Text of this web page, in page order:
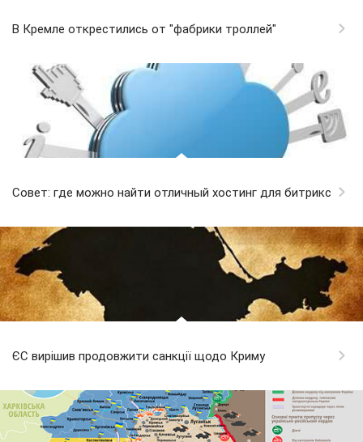
В Кремле открестились от "фабрики троллей"
Совет: где можно найти отличный хостинг для битрикс
ЄС вирішив продовжити санкції щодо Криму